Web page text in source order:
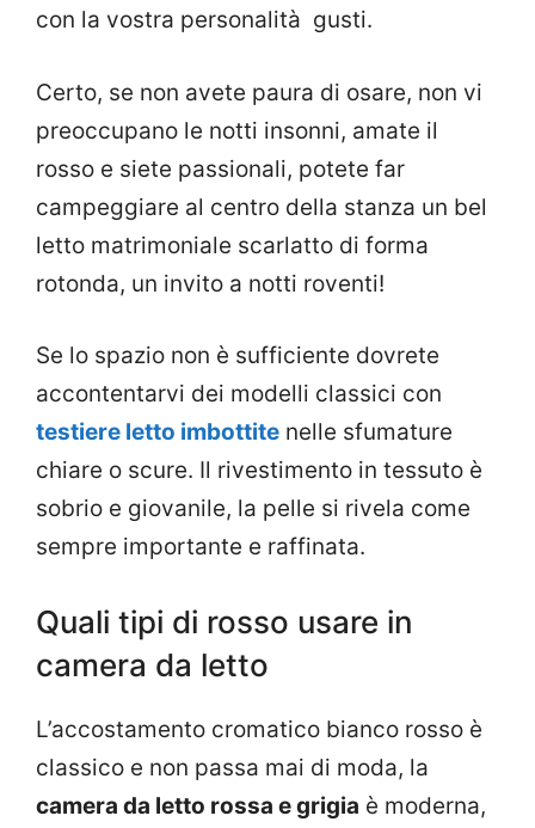
con la vostra personalità gusti.
Certo, se non avete paura di osare, non vi
preoccupano le notti insonni, amate il
rosso e siete passionali, potete far
campeggiare al centro della stanza un bel
letto matrimoniale scarlatto di forma
rotonda, un invito a notti roventi!
Se lo spazio non è sufficiente dovrete
accontentarvi dei modelli classici con
testiere letto imbottite nelle sfumature
chiare o scure. Il rivestimento in tessuto è
sobrio e giovanile, la pelle si rivela come
sempre importante e raffinata.
Quali tipi di rosso usare in
camera da letto
L’accostamento cromatico bianco rosso è
classico e non passa mai di moda, la
camera da letto rossa e grigia è moderna,